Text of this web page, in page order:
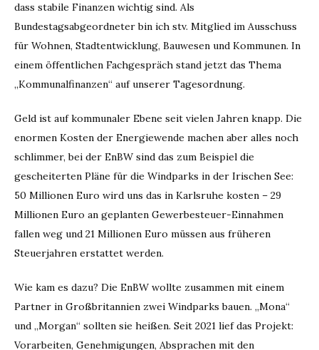
dass stabile Finanzen wichtig sind. Als
Bundestagsabgeordneter bin ich stv. Mitglied im Ausschuss
für Wohnen, Stadtentwicklung, Bauwesen und Kommunen. In
einem öffentlichen Fachgespräch stand jetzt das Thema
„Kommunalfinanzen“ auf unserer Tagesordnung.
Geld ist auf kommunaler Ebene seit vielen Jahren knapp. Die
enormen Kosten der Energiewende machen aber alles noch
schlimmer, bei der EnBW sind das zum Beispiel die
gescheiterten Pläne für die Windparks in der Irischen See:
50 Millionen Euro wird uns das in Karlsruhe kosten – 29
Millionen Euro an geplanten Gewerbesteuer-Einnahmen
fallen weg und 21 Millionen Euro müssen aus früheren
Steuerjahren erstattet werden.
Wie kam es dazu? Die EnBW wollte zusammen mit einem
Partner in Großbritannien zwei Windparks bauen. „Mona“
und „Morgan“ sollten sie heißen. Seit 2021 lief das Projekt:
Vorarbeiten, Genehmigungen, Absprachen mit den